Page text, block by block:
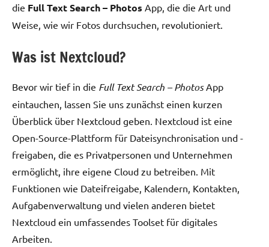
die Full Text Search – Photos App, die die Art und
Weise, wie wir Fotos durchsuchen, revolutioniert.
Was ist Nextcloud?
Bevor wir tief in die Full Text Search – PhotosApp
eintauchen, lassen Sie uns zunächst einen kurzen
Überblick über Nextcloud geben. Nextcloud ist eine
Open-Source-Plattform für Dateisynchronisation und -
freigaben, die es Privatpersonen und Unternehmen
ermöglicht, ihre eigene Cloud zu betreiben. Mit
Funktionen wie Dateifreigabe, Kalendern, Kontakten,
Aufgabenverwaltung und vielen anderen bietet
Nextcloud ein umfassendes Toolset für digitales
Arbeiten.